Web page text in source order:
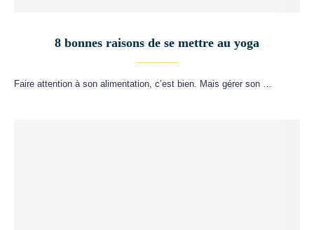
8 bonnes raisons de se mettre au yoga
Faire attention à son alimentation, c’est bien. Mais gérer son …